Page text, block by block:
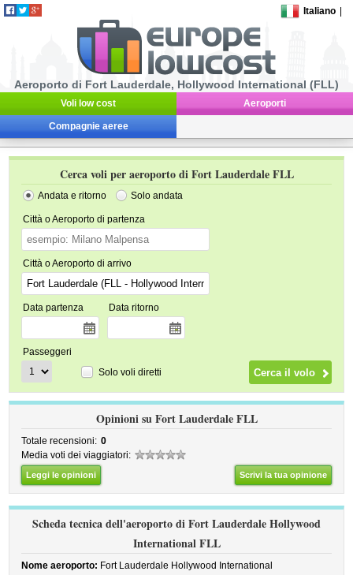
Italiano
Aeroporto di Fort Lauderdale, Hollywood International (FLL)
Voli low cost Aeroporti
Compagnie aeree
Cerca voli per aeroporto di Fort Lauderdale FLL
Andata e ritorno Solo andata
Città o Aeroporto di partenza
Città o Aeroporto di arrivo
Data partenza Data ritorno
Passeggeri
Solo voli diretti
Opinioni su Fort Lauderdale FLL
Totale recensioni: 0
Media voti dei viaggiatori:
Leggi le opinioni Scrivi la tua opinione
Scheda tecnica dell'aeroporto di Fort Lauderdale Hollywood
International FLL
Nome aeroporto: Fort Lauderdale Hollywood International